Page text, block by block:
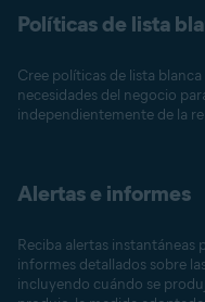
Políticas de lista
Cree políticas de lista
necesidades del negocio
independientemente de la
Alertas e informes
Reciba alertas
informes detallados sobre
incluyendo cuándo se